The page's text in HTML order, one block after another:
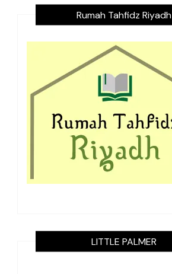
Rumah Tahfidz Riyadh
LITTLE PALMER